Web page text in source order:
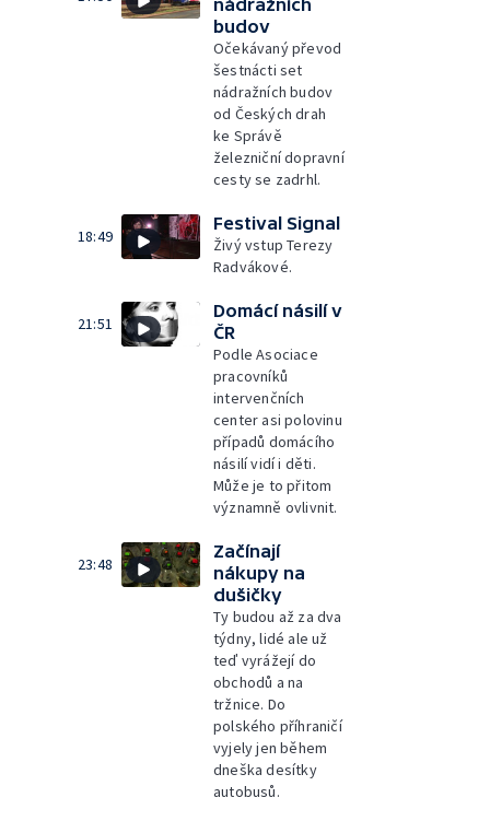
nádražních
budov
Očekávaný převod
šestnácti set
nádražních budov
od Českých drah
ke Správě
železniční dopravní
cesty se zadrhl.
18:49
Festival Signal
Živý vstup Terezy
Radvákové.
21:51
Domácí násilí v
ČR
Podle Asociace
pracovníků
intervenčních
center asi polovinu
případů domácího
násilí vidí i děti.
Může je to přitom
významně ovlivnit.
23:48
Začínají
nákupy na
dušičky
Ty budou až za dva
týdny, lidé ale už
teď vyrážejí do
obchodů a na
tržnice. Do
polského příhraničí
vyjely jen během
dneška desítky
autobusů.